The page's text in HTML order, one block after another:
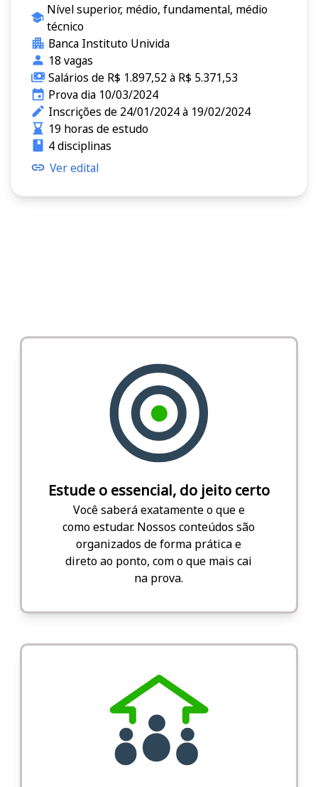
Nível superior, médio, fundamental, médio
técnico
Banca Instituto Univida
18 vagas
Salários de R$ 1.897,52 à R$ 5.371,53
Prova dia 10/03/2024
Inscrições de 24/01/2024 à 19/02/2024
19 horas de estudo
4 disciplinas
Ver edital
Estude o essencial, do jeito certo
Você saberá exatamente o que e
como estudar. Nossos conteúdos são
organizados de forma prática e
direto ao ponto, com o que mais cai
na prova.